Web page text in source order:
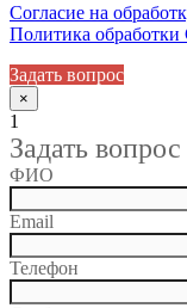
Согласие на
Политика обработки
Задать вопрос
×
1
Задать
ФИО
Email
Телефон